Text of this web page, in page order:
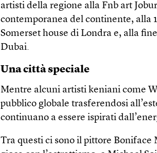
artisti della regione alla Fnb art
contemporanea del continente, alla
Somerset house di Londra e, alla
Dubai.
Una città speciale
Mentre alcuni artisti keniani come
pubblico globale trasferendosi
continuano a essere ispirati
Tra questi ci sono il pittore Boniface